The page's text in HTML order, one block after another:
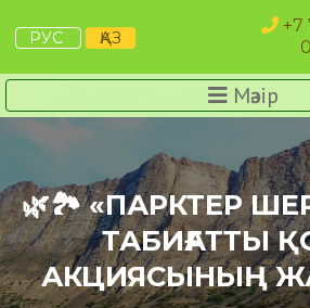
РУС ҚАЗ
+7
Мәзір
🌿🏞️ «ПАРКТЕР
ТАБИҒАТТЫ
АКЦИЯСЫНЫҢ